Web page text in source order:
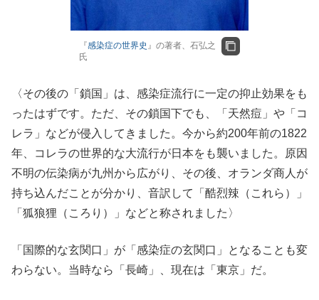
『感染症の世界史 』の著者、石弘之
氏
〈その後の「鎖国」は、感染症流行に一定の抑止効果をも
ったはずです。ただ、その鎖国下でも、「天然痘」や「コ
レラ」などが侵入してきました。今から約200年前の1822
年、コレラの世界的な大流行が日本をも襲いました。原因
不明の伝染病が九州から広がり、その後、オランダ商人が
持ち込んだことが分かり、音訳して「酷烈辣（これら）」
「狐狼狸（ころり）」などと称されました〉
「国際的な玄関口」が「感染症の玄関口」となることも変
わらない。当時なら「長崎」、現在は「東京」だ。